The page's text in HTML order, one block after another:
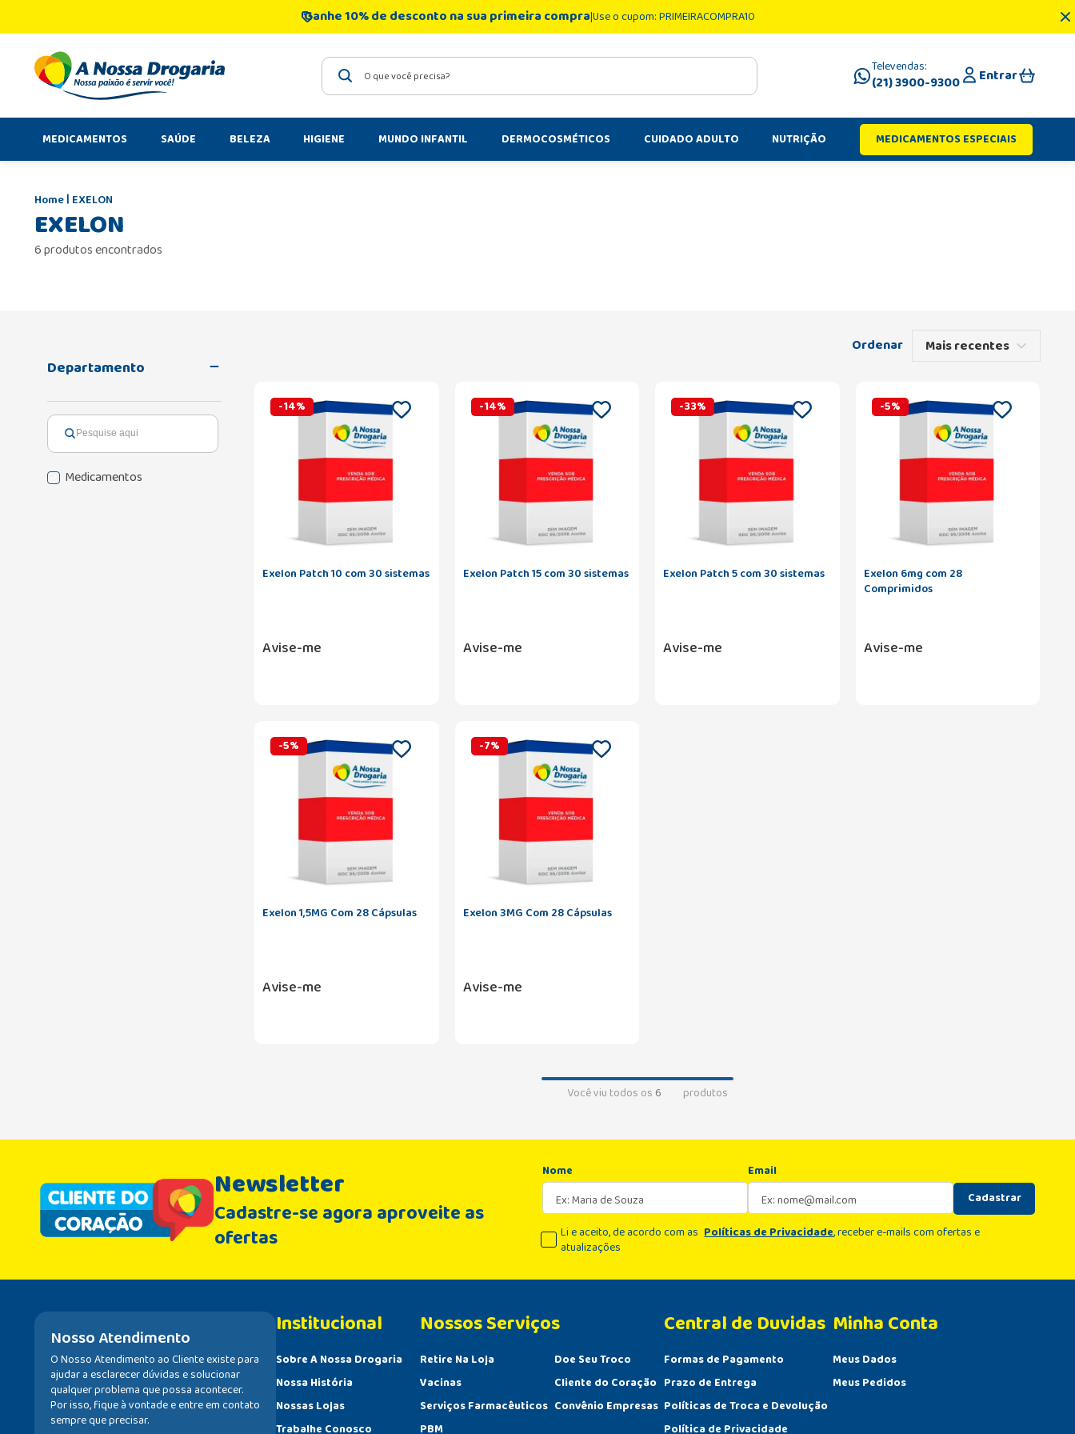
Ganhe 10% de desconto na sua primeira compraUse o cupom: PRIMEIRACOMPRA10
O que você precisa? Televendas:
(21) 3900-9300 Entrar
MEDICAMENTOS SAÚDE BELEZA HIGIENE MUNDO INFANTIL DERMOCOSMÉTICOS CUIDADO ADULTO NUTRIÇÃO MEDICAMENTOS ESPECIAIS
EXELON
EXELON
6 produtos encontrados
Departamento
Medicamentos
Mais recentes
-14%
Exelon Patch 10 com 30 sistemas
Avise-me
-14%
Exelon Patch 15 com 30 sistemas
Avise-me
-33%
Exelon Patch 5 com 30 sistemas
Avise-me
-5%
Exelon 6mg com 28
Comprimidos
Avise-me
-5%
Exelon 1,5MG Com 28 Cápsulas
Avise-me
-7%
Exelon 3MG Com 28 Cápsulas
Avise-me
Você viu todos os 6 produtos
Newsletter
Cadastre-se agora aproveite as
ofertas
Nome
Email
Cadastrar
Li e aceito, de acordo com as Políticas de Privacidade, receber e-mails com ofertas e
atualizações
Nosso Atendimento
O Nosso Atendimento ao Cliente existe para
ajudar a esclarecer dúvidas e solucionar
qualquer problema que possa acontecer.
Por isso, fique à vontade e entre em contato
sempre que precisar.
Institucional
Sobre A Nossa Drogaria
Nossa História
Nossas Lojas
Trabalhe Conosco
Retire Na Loja
Vacinas
Serviços Farmacêuticos
PBM
Doe Seu Troco
Cliente do Coração
Convênio Empresas
Central de Duvidas
Formas de Pagamento
Prazo de Entrega
Políticas de Troca e Devolução
Política de Privacidade
Minha Conta
Meus Dados
Meus Pedidos